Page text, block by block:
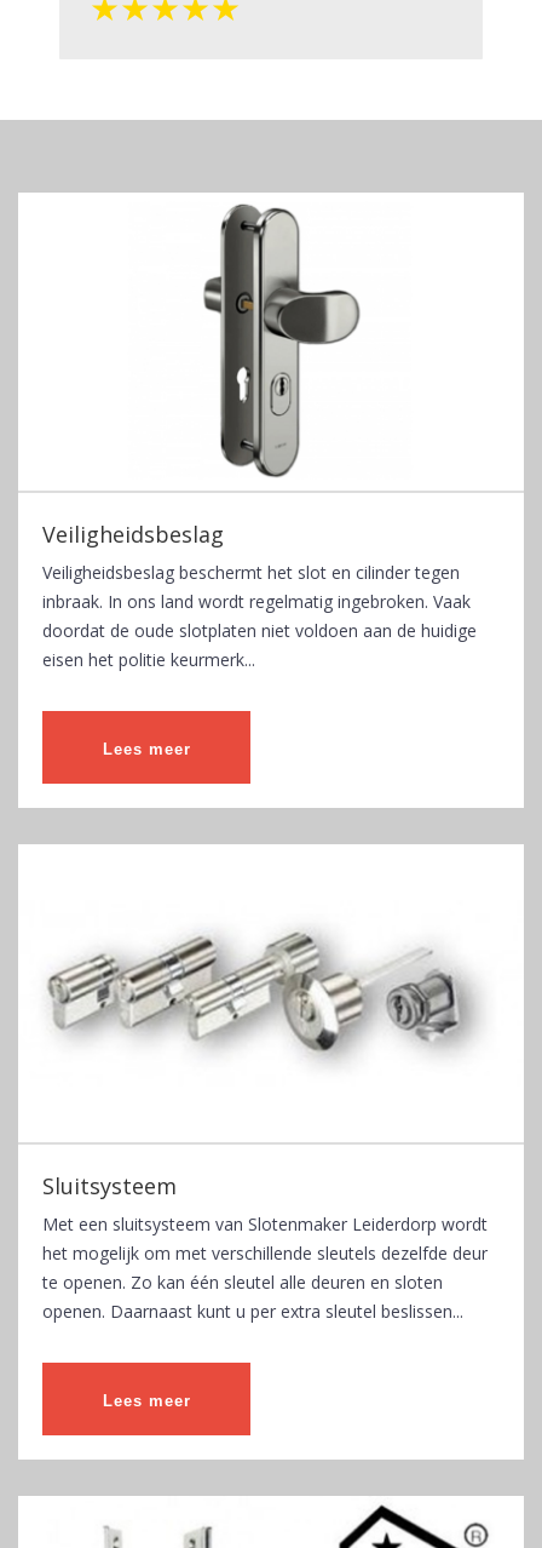
Veiligheidsbeslag
Veiligheidsbeslag beschermt het slot en cilinder tegen
inbraak. In ons land wordt regelmatig ingebroken. Vaak
doordat de oude slotplaten niet voldoen aan de huidige
eisen het politie keurmerk...
Lees meer
Sluitsysteem
Met een sluitsysteem van Slotenmaker Leiderdorp wordt
het mogelijk om met verschillende sleutels dezelfde deur
te openen. Zo kan één sleutel alle deuren en sloten
openen. Daarnaast kunt u per extra sleutel beslissen...
Lees meer